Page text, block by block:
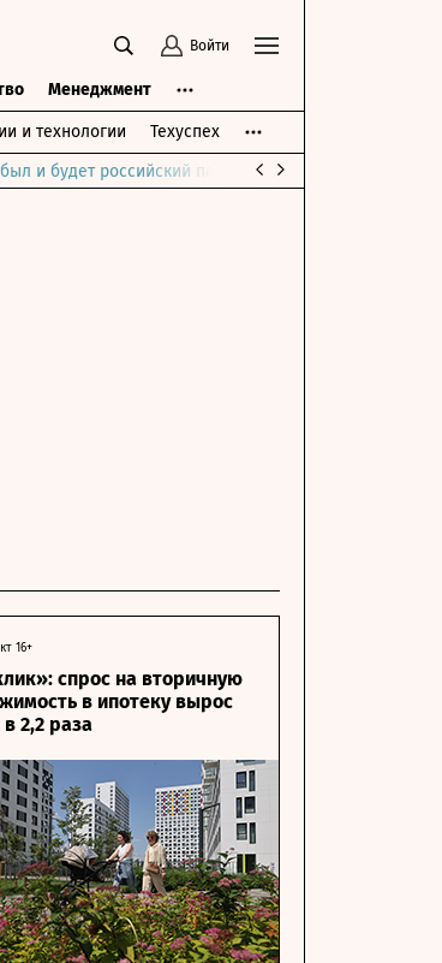
Войти
Менеджмент
и технологии Техуспех
и будет российский парламент
16+
спрос на вторичную
в ипотеку вырос
в 2,2 раза